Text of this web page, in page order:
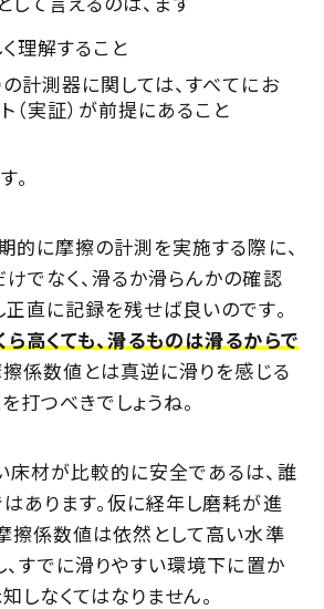
して言えるのは、まず
理解すること
計測器に関しては、すべてにお
（実証）が前提にあること
。
的に摩擦の計測を実施する際に、
でなく、滑るか滑らんかの確認
直に記録を残せば良いのです。
高くても、滑るものは滑るからで
擦係数値とは真逆に滑りを感じる
打つべきでしょうね。
床材が比較的に安全であるは、誰
あります。仮に経年し磨耗が進
擦係数値は依然として高い水準
、すでに滑りやすい環境下に置か
しなくてはなりません。